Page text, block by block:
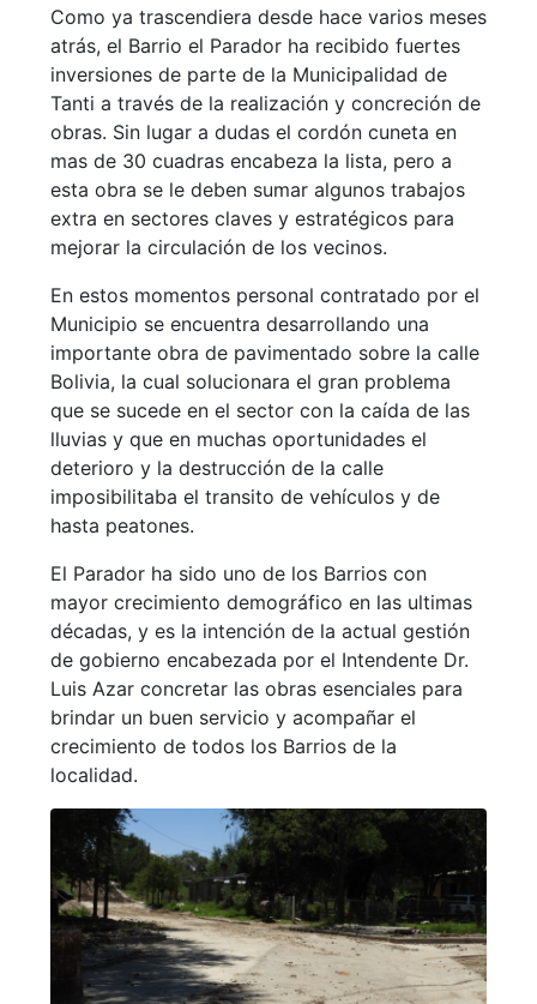
Como ya trascendiera desde hace varios meses
atrás, el Barrio el Parador ha recibido fuertes
inversiones de parte de la Municipalidad de
Tanti a través de la realización y concreción de
obras. Sin lugar a dudas el cordón cuneta en
mas de 30 cuadras encabeza la lista, pero a
esta obra se le deben sumar algunos trabajos
extra en sectores claves y estratégicos para
mejorar la circulación de los vecinos.
En estos momentos personal contratado por el
Municipio se encuentra desarrollando una
importante obra de pavimentado sobre la calle
Bolivia, la cual solucionara el gran problema
que se sucede en el sector con la caída de las
lluvias y que en muchas oportunidades el
deterioro y la destrucción de la calle
imposibilitaba el transito de vehículos y de
hasta peatones.
El Parador ha sido uno de los Barrios con
mayor crecimiento demográfico en las ultimas
décadas, y es la intención de la actual gestión
de gobierno encabezada por el Intendente Dr.
Luis Azar concretar las obras esenciales para
brindar un buen servicio y acompañar el
crecimiento de todos los Barrios de la
localidad.